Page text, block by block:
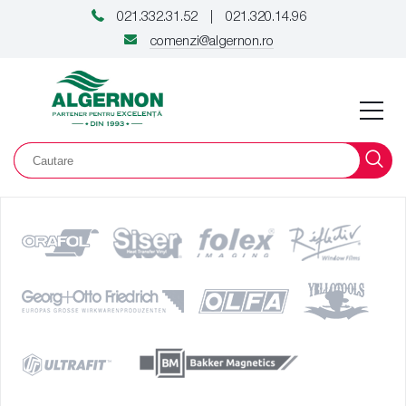
021.332.31.52
021.320.14.96
comenzi@algernon.ro